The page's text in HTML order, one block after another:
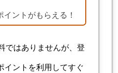
ントがもらえる！
ではありませんが、登
イントを利用してすぐ